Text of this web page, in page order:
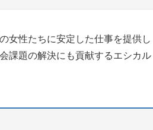
女性たちに安定した仕事を提供し
課題の解決にも貢献するエシカル